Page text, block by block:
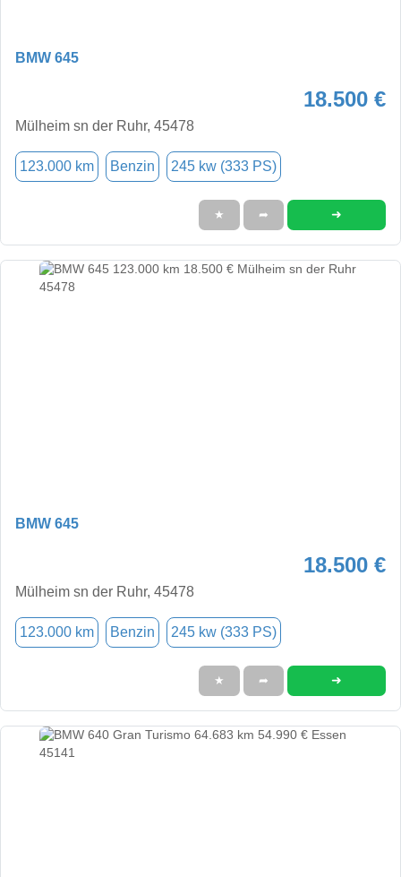
BMW 645
18.500 €
Mülheim sn der Ruhr, 45478
123.000 km Benzin 245 kw (333 PS)
★ ➦ ➜
BMW 645
18.500 €
Mülheim sn der Ruhr, 45478
123.000 km Benzin 245 kw (333 PS)
★ ➦ ➜